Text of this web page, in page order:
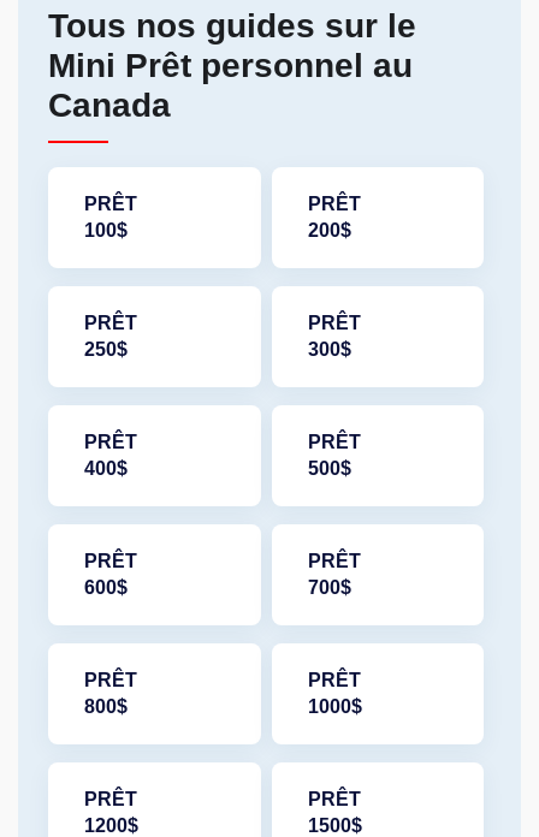
Tous nos guides sur le
Mini Prêt personnel au
Canada
PRÊT
100$
PRÊT
200$
PRÊT
250$
PRÊT
300$
PRÊT
400$
PRÊT
500$
PRÊT
600$
PRÊT
700$
PRÊT
800$
PRÊT
1000$
PRÊT
1200$
PRÊT
1500$